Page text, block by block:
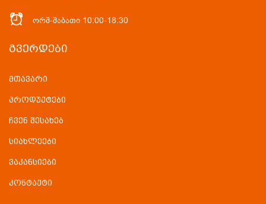
ორშ-შაბათი 10:00-18:30
ᲒᲕᲔᲠᲓᲔᲑᲘ
მთავარი
პროდუქტები
ჩვენ შესახებ
სიახლეები
ვაკანსიები
კონტაქტი